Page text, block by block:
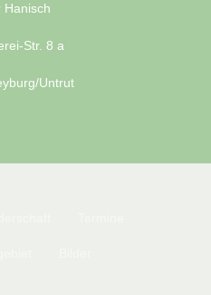
Hanisch
Str. 8 a
Untrut